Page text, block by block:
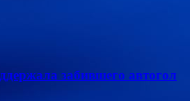
забившего автогол